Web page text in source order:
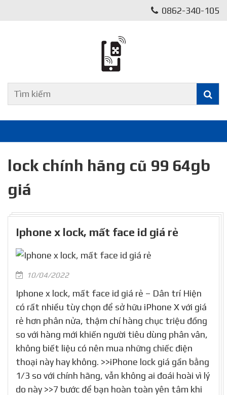
0862-340-105
lock chính hãng cũ 99 64gb
giá
Iphone x lock, mất face id giá rẻ
10/04/2022
Iphone x lock, mất face id giá rẻ – Dân trí Hiện
có rất nhiều tùy chọn để sở hữu iPhone X với giá
rẻ hơn phân nửa, thậm chí hàng chục triệu đồng
so với hàng mới khiến người tiêu dùng phân vân,
không biết liệu có nên mua những chiếc điện
thoại này hay không. >>iPhone lock giá gần bằng
1/3 so với chính hãng, vẫn không ai đoái hoài vì lý
do này >>7 bước để bạn hoàn toàn yên tâm khi